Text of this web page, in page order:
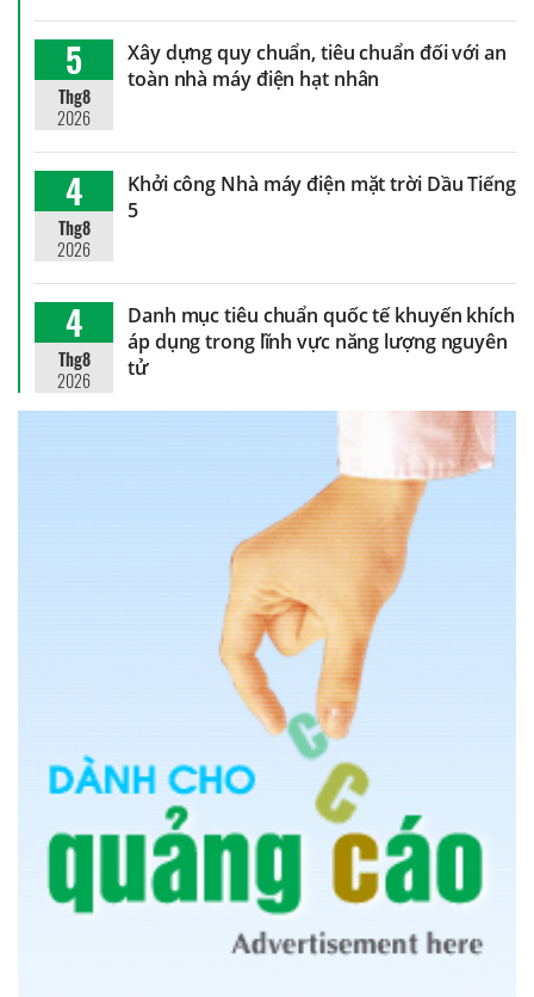
5
Thg8
2026
Xây dựng quy chuẩn, tiêu chuẩn đối với an
toàn nhà máy điện hạt nhân
4
Thg8
2026
Khởi công Nhà máy điện mặt trời Dầu Tiếng
5
4
Thg8
2026
Danh mục tiêu chuẩn quốc tế khuyến khích
áp dụng trong lĩnh vực năng lượng nguyên
tử